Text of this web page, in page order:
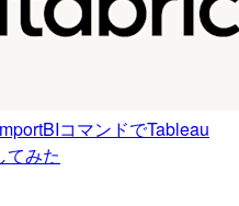
コマンドでTableau
てみた